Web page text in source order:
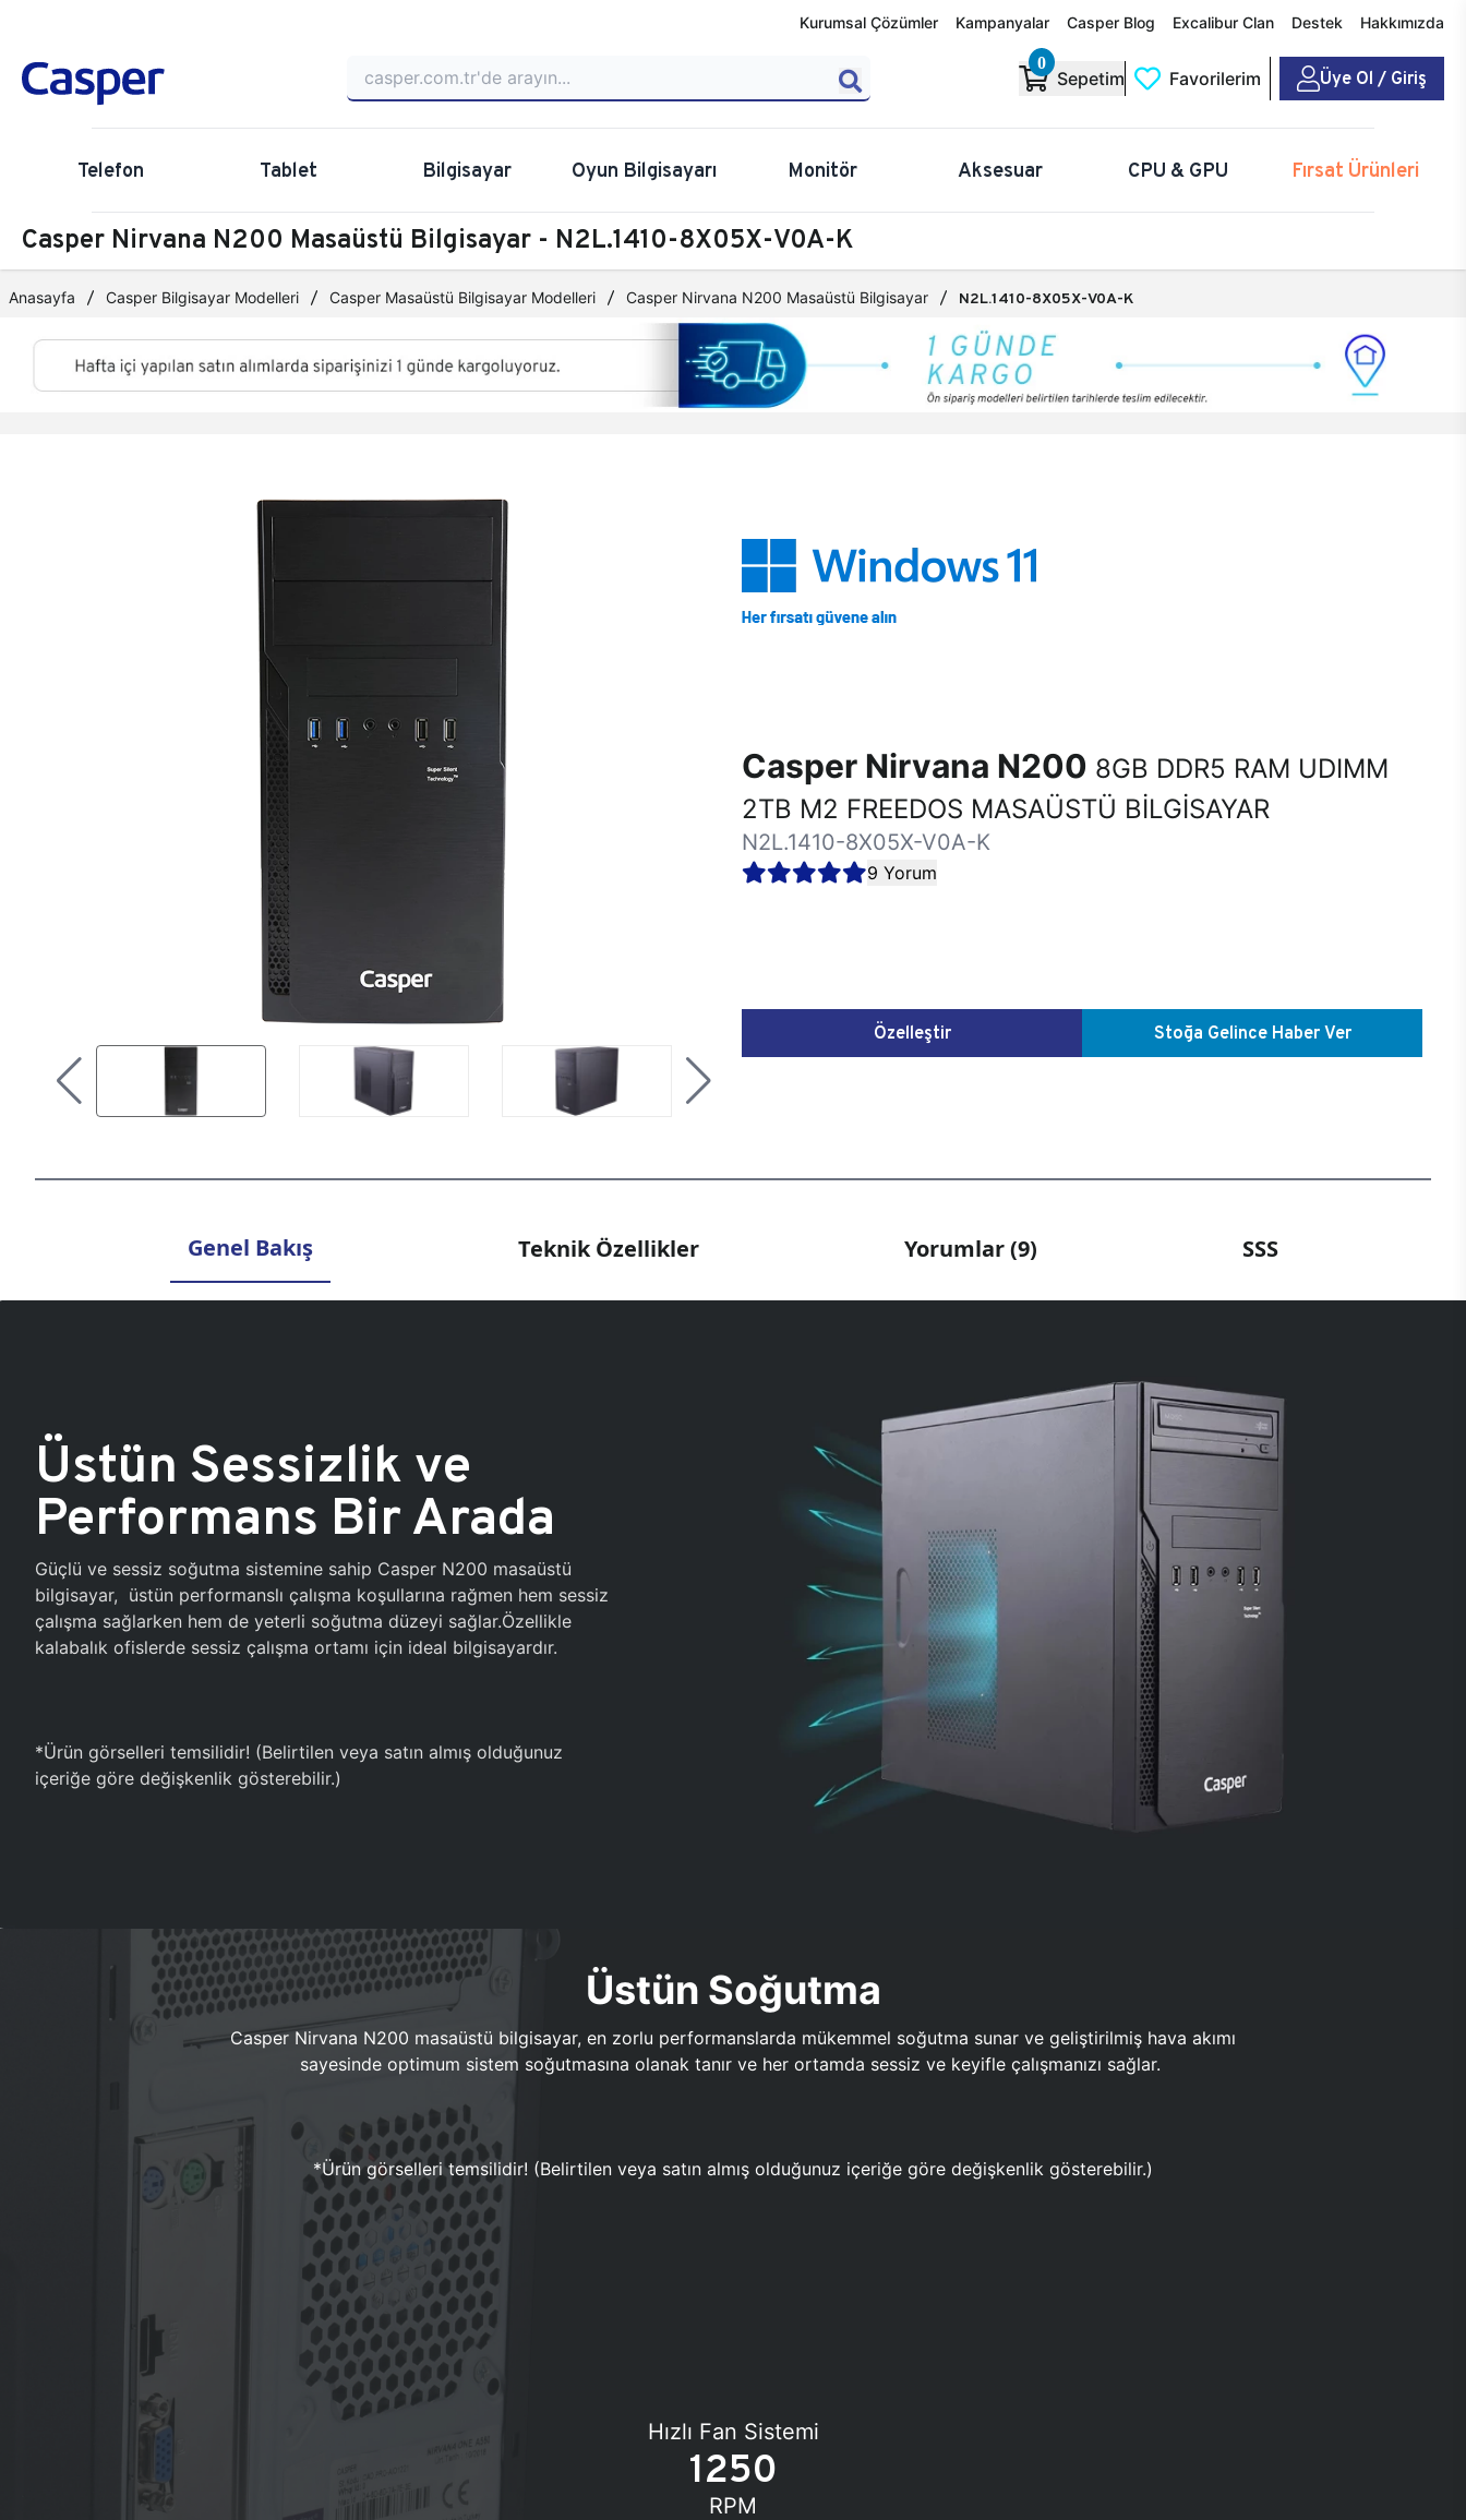
Kurumsal Çözümler Kampanyalar Casper Blog Excalibur Clan Destek Hakkımızda
0
Sepetim Favorilerim Üye Ol / Giriş
Telefon Tablet Bilgisayar Oyun Bilgisayarı Monitör Aksesuar CPU & GPU Fırsat Ürünleri
Casper Nirvana N200 Masaüstü Bilgisayar - N2L.1410-8X05X-V0A-K
Anasayfa Casper Bilgisayar Modelleri Casper Masaüstü Bilgisayar Modelleri Casper Nirvana N200 Masaüstü Bilgisayar N2L.1410-8X05X-V0A-K
Casper Nirvana N200 8GB DDR5 RAM UDIMM
2TB M2 FREEDOS MASAÜSTÜ BİLGİSAYAR
N2L.1410-8X05X-V0A-K
9 Yorum
Özelleştir Stoğa Gelince Haber Ver
Genel Bakış Teknik Özellikler Yorumlar (9) SSS
Üstün Sessizlik ve
Performans Bir Arada
Güçlü ve sessiz soğutma sistemine sahip Casper N200 masaüstü
bilgisayar, üstün performanslı çalışma koşullarına rağmen hem sessiz
çalışma sağlarken hem de yeterli soğutma düzeyi sağlar.Özellikle
kalabalık ofislerde sessiz çalışma ortamı için ideal bilgisayardır.
*Ürün görselleri temsilidir! (Belirtilen veya satın almış olduğunuz
içeriğe göre değişkenlik gösterebilir.)
Üstün Soğutma
Casper Nirvana N200 masaüstü bilgisayar, en zorlu performanslarda mükemmel soğutma sunar ve geliştirilmiş hava akımı
sayesinde optimum sistem soğutmasına olanak tanır ve her ortamda sessiz ve keyifle çalışmanızı sağlar.
*Ürün görselleri temsilidir! (Belirtilen veya satın almış olduğunuz içeriğe göre değişkenlik gösterebilir.)
Hızlı Fan Sistemi
1250
RPM